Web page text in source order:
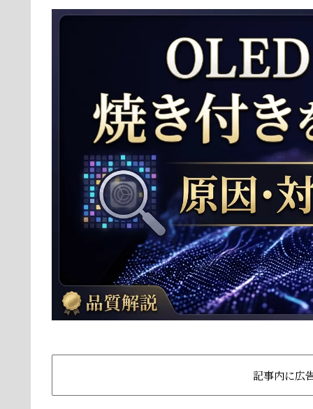
記事内に広